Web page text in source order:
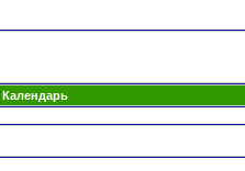
Календарь